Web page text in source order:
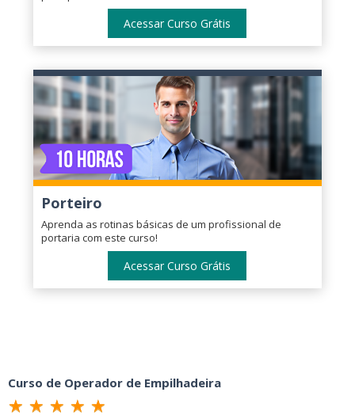
Acessar Curso Grátis
Porteiro
Aprenda as rotinas básicas de um profissional de
portaria com este curso!
Acessar Curso Grátis
Curso de Operador de Empilhadeira